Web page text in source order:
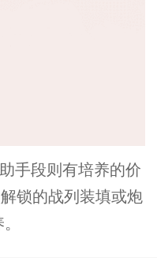
手段则有培养的价
锁的战列装填或炮